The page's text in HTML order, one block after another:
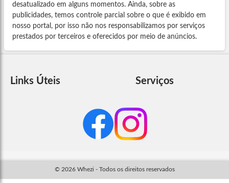
desatualizado em alguns momentos. Ainda, sobre as
publicidades, temos controle parcial sobre o que é exibido em
nosso portal, por isso não nos responsabilizamos por serviços
prestados por terceiros e oferecidos por meio de anúncios.
Links Úteis Serviços
© 2026 Whezi - Todos os direitos reservados